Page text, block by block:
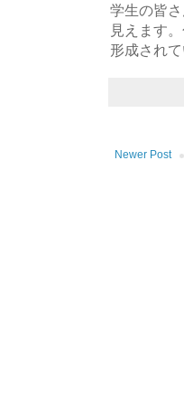
学生の皆
見えます
形成されて
Newer Post